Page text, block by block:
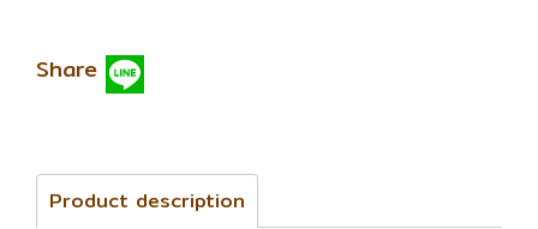
Share
Product description